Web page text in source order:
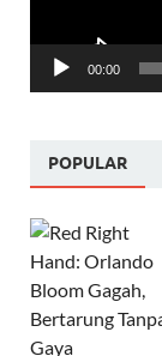
00:00
POPULAR